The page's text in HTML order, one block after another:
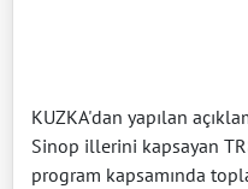
KUZKA'dan yapılan
Sinop illerini kapsayan
program kapsamında